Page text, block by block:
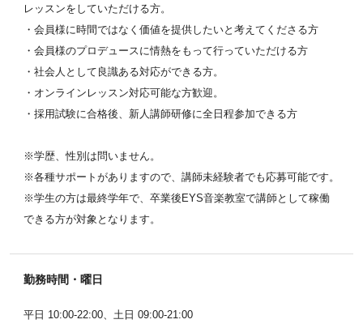
レッスンをしていただける方。
・会員様に時間ではなく価値を提供したいと考えてくださる方
・会員様のプロデュースに情熱をもって行っていただける方
・社会人として良識ある対応ができる方。
・オンラインレッスン対応可能な方歓迎。
・採用試験に合格後、新人講師研修に全日程参加できる方
※学歴、性別は問いません。
※各種サポートがありますので、講師未経験者でも応募可能です。
※学生の方は最終学年で、卒業後EYS音楽教室で講師として稼働
できる方が対象となります。
勤務時間・曜日
平日 10:00-22:00、土日 09:00-21:00